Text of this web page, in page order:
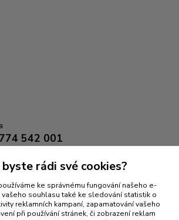
542 001
byste rádi své cookies?
ke správnému fungování našeho e-
souhlasu také ke sledování statistik o
reklamních kampaní, zapamatování vašeho
při používání stránek, či zobrazení reklam